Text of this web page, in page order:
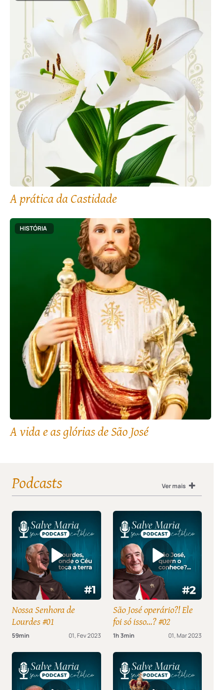
A prática da Castidade
HISTÓRIA
A vida e as glórias de São José
Podcasts Ver mais
Nossa Senhora de
Lourdes #01
59min 01, Fev 2023
São José operário?! Ele
foi só isso...? #02
1h 3min 01, Mar 2023